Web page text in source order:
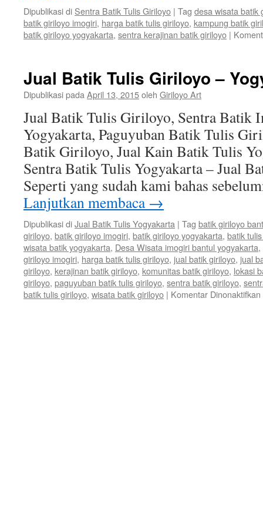
Dipublikasi di Sentra Batik Tulis Giriloyo | Tag desa wisata batik
batik giriloyo imogiri, harga batik tulis giriloyo, kampung batik
batik giriloyo yogyakarta, sentra kerajinan batik giriloyo |
Jual Batik Tulis Giriloyo –
Dipublikasi pada April 13, 2015oleh Giriloyo Art
Jual Batik Tulis Giriloyo, Sentra Batik
Yogyakarta, Paguyuban Batik Tulis
Batik Giriloyo, Jual Kain Batik Tulis
Sentra Batik Tulis Yogyakarta – Jual
Seperti yang sudah kami bahas
Lanjutkan membaca →
Dipublikasi diJual Batik Tulis Yogyakarta | Tag batik giriloyo
giriloyo, batik giriloyo imogiri, batik giriloyo yogyakarta, batik
wisata batik yogyakarta, Desa Wisata imogiri bantul yogyakarta,
giriloyo imogiri, harga batik tulis giriloyo, jual batik giriloyo, jual
giriloyo, kerajinan batik giriloyo, komunitas batik giriloyo, lokasi
giriloyo, paguyuban batik tulis giriloyo, sentra batik giriloyo,
batik tulis giriloyo, wisata batik giriloyo | Komentar Dinonaktifkan